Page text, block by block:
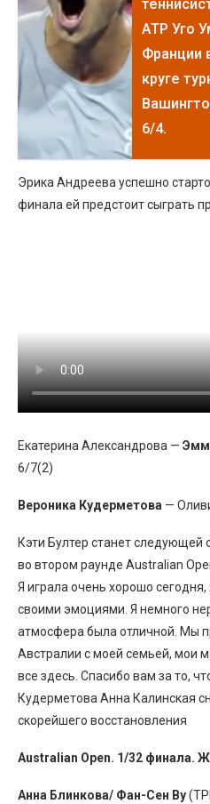
ATP Уго
Франции
круге
6/4.
Эрика Андреева успешно
финала ей предстоит сыграть
Екатерина Александрова —
6/7(2)
Вероника Кудерметова —
Кэти Бултер станет
во втором раунде Australian
Я играла очень хорошо
своими эмоциями. Я немного
атмосфера была отличной. Мы
Австралии с моей семьей, мои
все здесь. Спасибо вам за то,
Кудерметова Анна Калинская
скорейшего восстановления
Australian Open. 1/32 финала.
Анна Блинкова/ Фан-Сен Ву